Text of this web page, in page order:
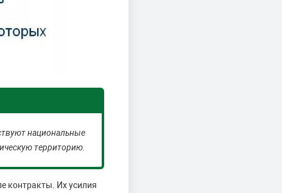
национальные
территорию.
контракты. Их усилия